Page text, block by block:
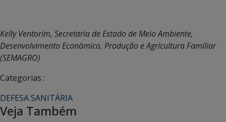
Kelly Ventorim, Secretaria de Estado de Meio Ambiente,
Desenvolvimento Econômico, Produção e Agricultura Familiar
(SEMAGRO)
Categorias :
DEFESA SANITÁRIA
Veja Também